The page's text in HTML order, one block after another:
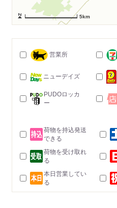
5km
営業所
ニューデイズ
PUDOロッカ
ー
荷物を持込発送
できる
荷物を受け取れ
る
本日営業してい
る